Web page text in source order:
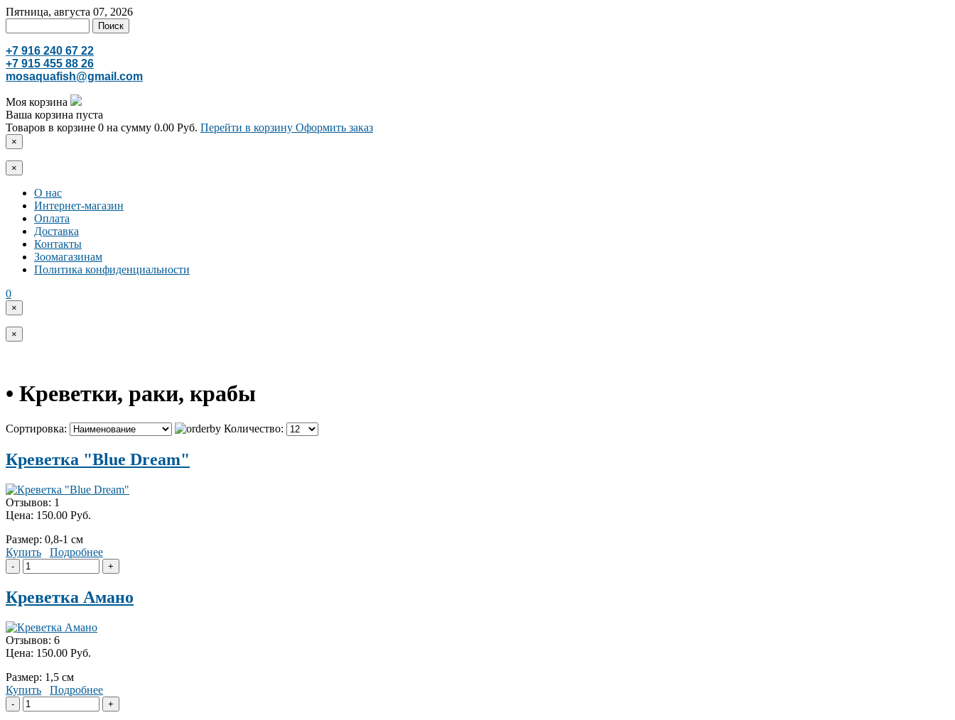
Пятница, августа 07, 2026
+7 916 240 67 22
+7 915 455 88 26
mosaquafish@gmail.com
Моя корзина
Ваша корзина пуста
Товаров в корзине 0 на сумму 0.00 Руб. Перейти в корзину Оформить заказ
×
×
О нас
Интернет-магазин
Оплата
Доставка
Контакты
Зоомагазинам
Политика конфиденциальности
0
×
×
• Креветки, раки, крабы
Сортировка: Количество:
Креветка "Blue Dream"
Отзывов: 1
Цена: 150.00 Руб.
Размер: 0,8-1 см
Купить
Подробнее
Креветка Амано
Отзывов: 6
Цена: 150.00 Руб.
Размер: 1,5 см
Купить
Подробнее